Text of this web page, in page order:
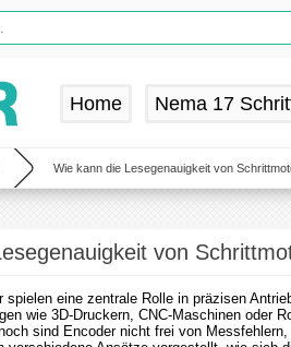
Home Nema 17
Wie kann die Lesegenauigkeit von
von
spielen eine zentrale Rolle in präzisen
wie 3D-Druckern, CNC-Maschinen oder
sind Encoder nicht frei von